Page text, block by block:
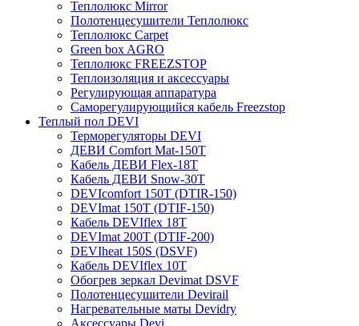
Теплолюкс Mirror
Полотенцесушители Теплолюкс
Теплолюкс Carpet
Green box AGRO
Теплолюкс FREEZSTOP
Теплоизоляция и аксессуары
Регулирующая аппаратура
Cаморегулирующийся кабель Freezstop
Теплый пол DEVI
Терморегуляторы DEVI
ДЕВИ Comfort Mat-150T
Кабель ДЕВИ Flex-18T
Кабель ДЕВИ Snow-30T
DEVIcomfort 150T (DTIR-150)
DEVImat 150T (DTIF-150)
Кабель DEVIflex 18T
DEVImat 200T (DTIF-200)
DEVIheat 150S (DSVF)
Кабель DEVIflex 10T
Обогрев зеркал Devimat DSVF
Полотенцесушители Devirail
Нагревательные маты Devidry
Аксессуары Devi